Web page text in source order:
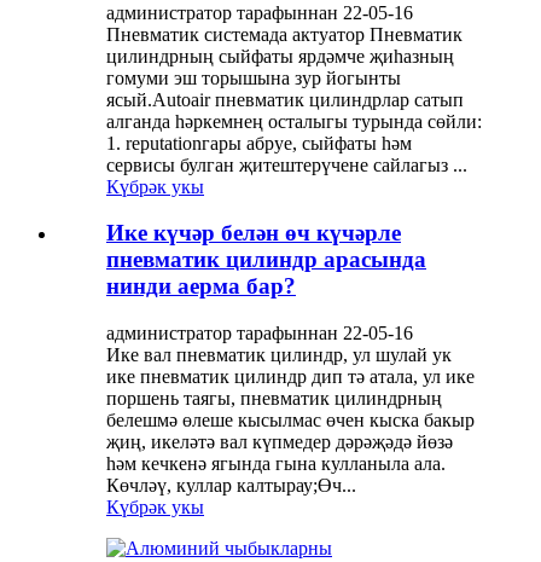
администратор тарафыннан 22-05-16
Пневматик системада актуатор Пневматик
цилиндрның сыйфаты ярдәмче җиһазның
гомуми эш торышына зур йогынты
ясый.Autoair пневматик цилиндрлар сатып
алганда һәркемнең осталыгы турында сөйли:
1. reputationгары абруе, сыйфаты һәм
сервисы булган җитештерүчене сайлагыз ...
Күбрәк укы
Ике күчәр белән өч күчәрле
пневматик цилиндр арасында
нинди аерма бар?
администратор тарафыннан 22-05-16
Ике вал пневматик цилиндр, ул шулай ук ​​
ике пневматик цилиндр дип тә атала, ул ике
поршень таягы, пневматик цилиндрның
белешмә өлеше кысылмас өчен кыска бакыр
җиң, икеләтә вал күпмедер дәрәҗәдә йөзә
һәм кечкенә ягында гына кулланыла ала.
Көчләү, куллар калтырау;Өч...
Күбрәк укы